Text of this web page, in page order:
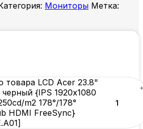
Мониторы Метка:
товара LCD Acer 23.8"
{IPS 1920х1080
m2 178°/178°
HDMI FreeSync}